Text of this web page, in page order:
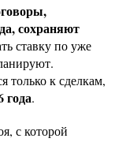
сохраняют
ставку по уже
только к сделкам,
года.
с которой